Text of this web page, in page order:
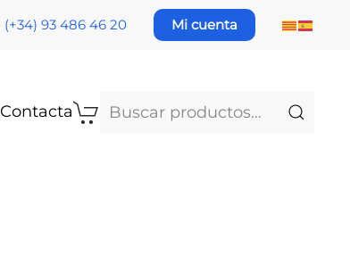
(+34) 93 486 46 20 Mi cuenta
Contacta
Buscar